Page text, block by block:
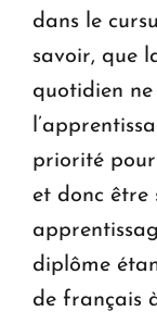
dans le
savoir, que
quotidien
priorité pour
et donc être
diplôme
de français